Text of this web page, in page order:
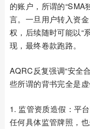
的账户，所谓的“SMA
言。一旦用户转入资
权，后续随时可能以“
现，最终卷款跑路。
AQRC反复强调“安全
些所谓的背书完全是虚
1. 监管资质造假：平
任何具体监管牌照，